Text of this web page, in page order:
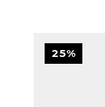
25%